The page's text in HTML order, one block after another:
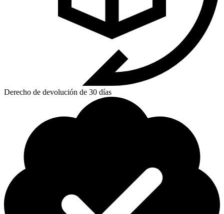
Derecho de devolución de 30 días